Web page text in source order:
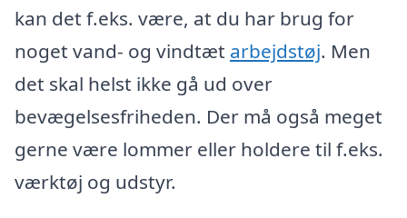
kan det f.eks. være, at du har brug for
noget vand- og vindtæt arbejdstøj. Men
det skal helst ikke gå ud over
bevægelsesfriheden. Der må også meget
gerne være lommer eller holdere til f.eks.
værktøj og udstyr.